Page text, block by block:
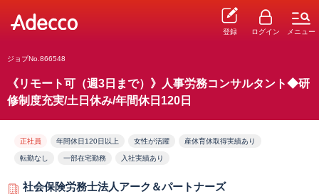
登録 ログイン メニュー
ジョブNo.866548
《リモート可（週3日まで）》人事労務コンサルタント◆研
修制度充実/土日休み/年間休日120日
正社員 年間休日120日以上 女性が活躍 産休育休取得実績あり
転勤なし 一部在宅勤務 入社実績あり
社会保険労務士法人アーク＆パートナーズ